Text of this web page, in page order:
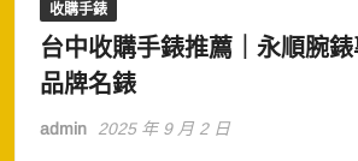
收購手錶
台中收購手錶推薦｜永順腕
品牌名錶
admin 2025 年 9 月 2 日